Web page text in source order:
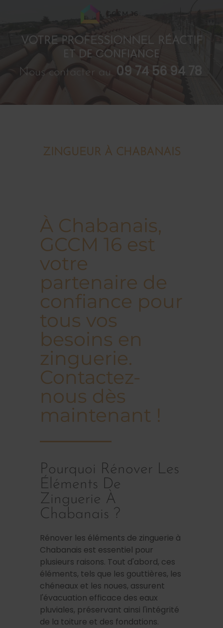
VOTRE PROFESSIONNEL RÉACTIF
ET DE CONFIANCE
Nous contacter au 09 74 56 94 78
ZINGUEUR À CHABANAIS
À Chabanais,
GCCM 16 est
votre
partenaire de
confiance pour
tous vos
besoins en
zinguerie.
Contactez-
nous dès
maintenant !
Pourquoi Rénover Les
Éléments De
Zinguerie À
Chabanais ?
Rénover les éléments de zinguerie à
Chabanais est essentiel pour
plusieurs raisons. Tout d'abord, ces
éléments, tels que les gouttières, les
chéneaux et les noues, assurent
l'évacuation efficace des eaux
pluviales, préservant ainsi l'intégrité
de la toiture et des fondations.